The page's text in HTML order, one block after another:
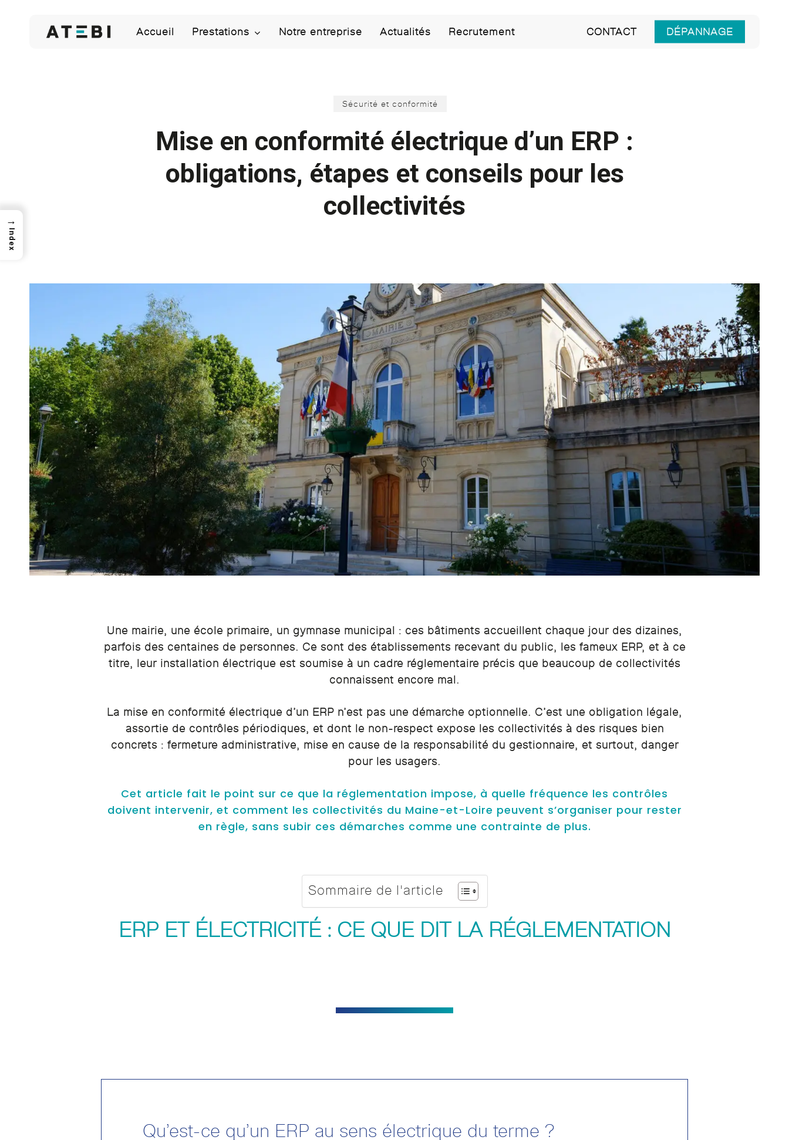
Accueil Prestations Notre entreprise Actualités Recrutement CONTACT DÉPANNAGE
Sécurité et conformité
Mise en conformité électrique d’un ERP :
obligations, étapes et conseils pour les
collectivités
Une mairie, une école primaire, un gymnase municipal : ces bâtiments accueillent chaque jour des dizaines,
parfois des centaines de personnes. Ce sont des établissements recevant du public, les fameux ERP, et à ce
titre, leur installation électrique est soumise à un cadre réglementaire précis que beaucoup de collectivités
connaissent encore mal.
La mise en conformité électrique d’un ERP n’est pas une démarche optionnelle. C’est une obligation légale,
assortie de contrôles périodiques, et dont le non-respect expose les collectivités à des risques bien
concrets : fermeture administrative, mise en cause de la responsabilité du gestionnaire, et surtout, danger
pour les usagers.
Cet article fait le point sur ce que la réglementation impose, à quelle fréquence les contrôles
doivent intervenir, et comment les collectivités du Maine-et-Loire peuvent s’organiser pour rester
en règle, sans subir ces démarches comme une contrainte de plus.
Sommaire de l'article
ERP ET ÉLECTRICITÉ : CE QUE DIT LA RÉGLEMENTATION
Qu’est-ce qu’un ERP au sens électrique du terme ?
→
Index